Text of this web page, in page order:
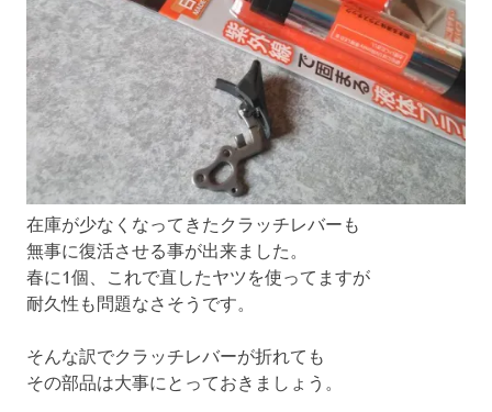
在庫が少なくなってきたクラッチレバーも
無事に復活させる事が出来ました。
春に1個、これで直したヤツを使ってますが
耐久性も問題なさそうです。
そんな訳でクラッチレバーが折れても
その部品は大事にとっておきましょう。